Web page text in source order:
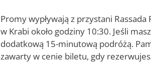
Promy wypływają z przystani
w Krabi około godziny 10:30. Jeśli
dodatkową 15-minutową podróżą.
zawarty w cenie biletu, gdy